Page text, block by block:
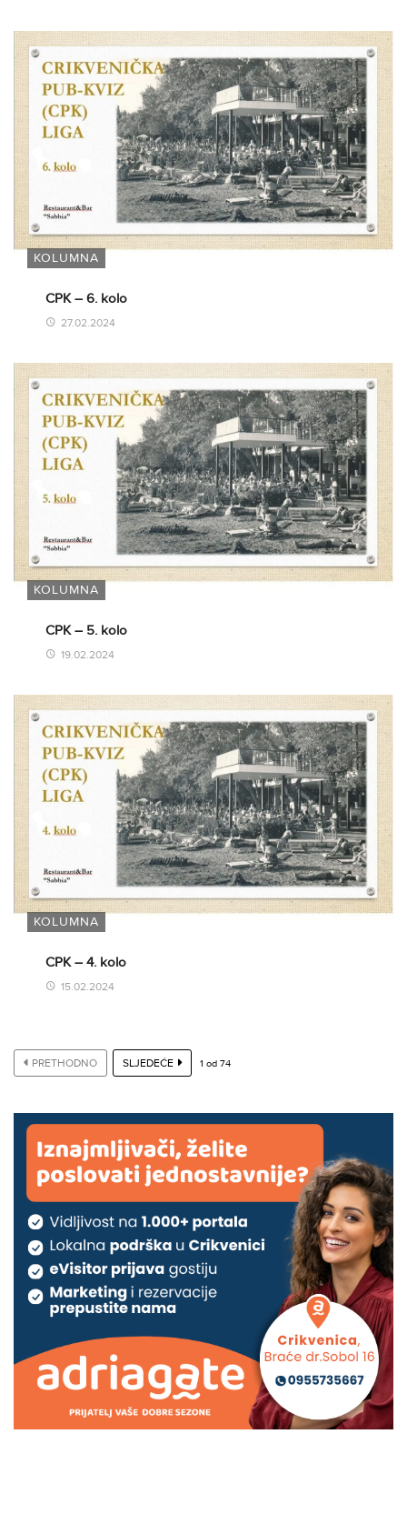
KOLUMNA
CPK – 6. kolo
27.02.2024
KOLUMNA
CPK – 5. kolo
19.02.2024
KOLUMNA
CPK – 4. kolo
15.02.2024
PRETHODNO SLJEDEĆE 1 od 74